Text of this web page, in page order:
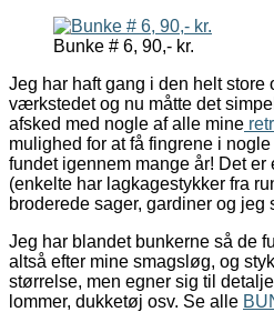
Bunke # 6, 90,- kr.
Jeg har haft gang i den helt store
værkstedet og nu måtte det
afsked med nogle af alle mine
mulighed for at få fingrene i
fundet igennem mange år! Det
(enkelte har lagkagestykker fra
broderede sager, gardiner og jeg
Jeg har blandet bunkerne så de
altså efter mine smagsløg, og
størrelse, men egner sig til
lommer, dukketøj osv. Se alle